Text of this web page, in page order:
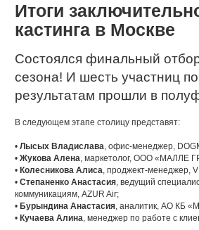
About pageant
Participants
Gallery
Итоги
кастинга в Москве
Состоялся финальный
сезона! И шесть участниц по
результатам прошли в
В следующем этапе столицу представят:
•Лысых Владислава, офис-менеджер,
•Жукова Алена, маркетолог, ООО «МАЛЛЕ
• Колесникова Алиса, проджект-менеджер,
•Степаненко Анастасия, ведущий
коммуникациям, AZUR Air;
• Бурындина Анастасия, аналитик, АО КБ
• Кучаева Алина, менеджер по работе с